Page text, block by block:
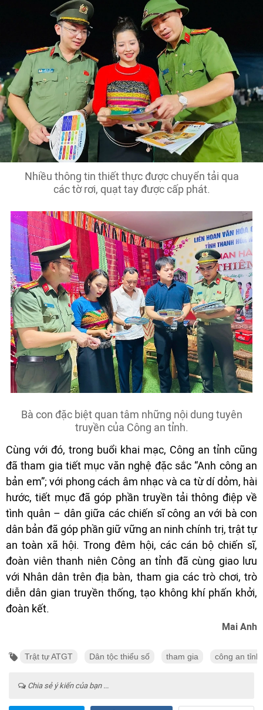
Nhiều thông tin thiết thực được chuyển tải qua
các tờ rơi, quạt tay được cấp phát.
Bà con đặc biệt quan tâm những nội dung tuyên
truyền của Công an tỉnh.
Cùng với đó, trong buổi khai mạc, Công an tỉnh cũng
đã tham gia tiết mục văn nghệ đặc sắc “Anh công an
bản em”; với phong cách âm nhạc và ca từ dí dỏm, hài
hước, tiết mục đã góp phần truyền tải thông điệp về
tình quân – dân giữa các chiến sĩ công an với bà con
dân bản đã góp phần giữ vững an ninh chính trị, trật tự
an toàn xã hội. Trong đêm hội, các cán bộ chiến sĩ,
đoàn viên thanh niên Công an tỉnh đã cùng giao lưu
với Nhân dân trên địa bàn, tham gia các trò chơi, trò
diễn dân gian truyền thống, tạo không khí phấn khởi,
đoàn kết.
Mai Anh
Trật tự ATGT Dân tộc thiểu số tham gia công an tỉnh
Chia sẻ ý kiến của bạn ...